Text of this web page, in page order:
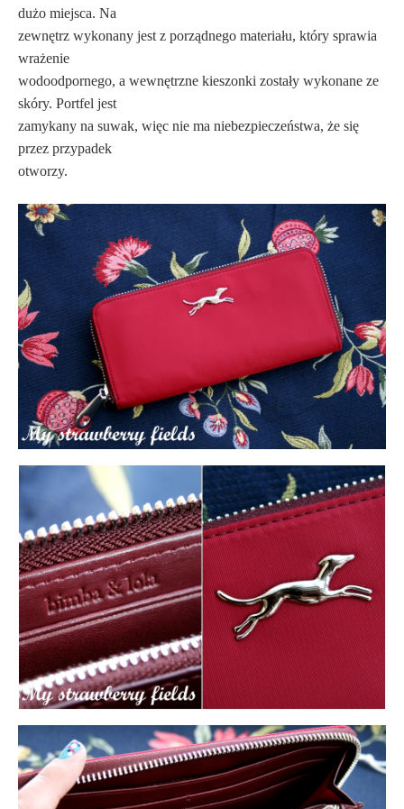
dużo miejsca. Na
zewnętrz wykonany jest z porządnego materiału, który sprawia
wrażenie
wodoodpornego, a wewnętrzne kieszonki zostały wykonane ze
skóry. Portfel jest
zamykany na suwak, więc nie ma niebezpieczeństwa, że się
przez przypadek
otworzy.